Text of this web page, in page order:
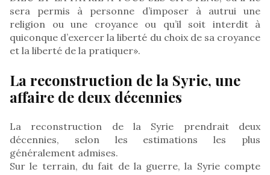
sera permis à personne d’imposer à autrui une
religion ou une croyance ou qu’il soit interdit à
quiconque d’exercer la liberté du choix de sa croyance
et la liberté de la pratiquer».
La reconstruction de la Syrie, une
affaire de deux décennies
La reconstruction de la Syrie prendrait deux
décennies, selon les estimations les plus
généralement admises.
Sur le terrain, du fait de la guerre, la Syrie compte